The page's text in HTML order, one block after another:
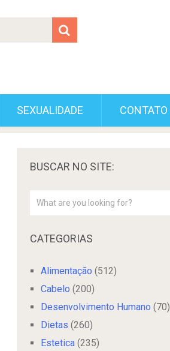
SEXUALIDADE CONTATO
BUSCAR NO SITE:
CATEGORIAS
Alimentação (512)
Cabelo (200)
Desenvolvimento Humano (70)
Dietas (260)
Estetica (235)